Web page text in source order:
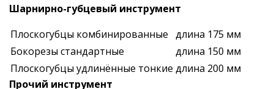
Шарнирно-губцевый инструмент
Плоскогубцы комбинированные длина 175 мм
Бокорезы стандартные
длина 150 мм
Плоскогубцы удлинённые тонкие длина 200 мм
Прочий инструмент